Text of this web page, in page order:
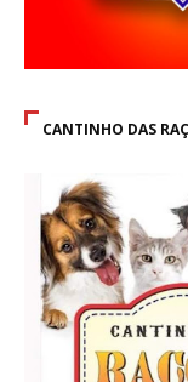
CANTINHO DAS